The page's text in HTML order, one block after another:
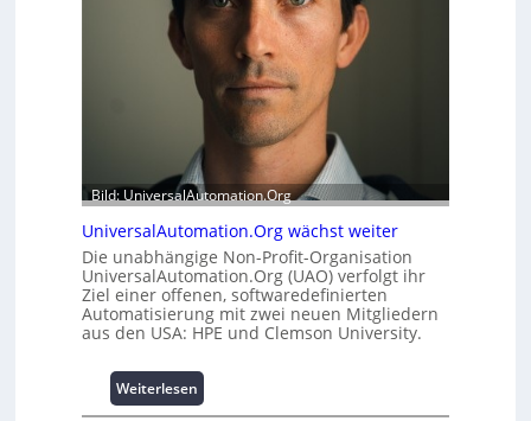
a
t
A
b
a
u
h
e
m
m
n
i
s
e
l
e
i
t
0
u
n
4
0
A
Bild: UniversalAutomation.Org
UniversalAutomation.Org wächst weiter
Die unabhängige Non-Profit-Organisation
UniversalAutomation.Org (UAO) verfolgt ihr
Ziel einer offenen, softwaredefinierten
Automatisierung mit zwei neuen Mitgliedern
aus den USA: HPE und Clemson University.
Weiterlesen:
U